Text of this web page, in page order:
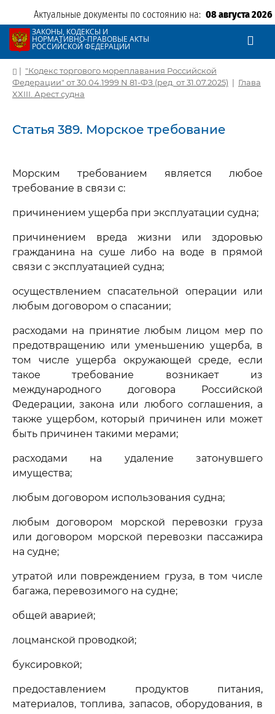
Актуальные документы по состоянию на: 08 августа 2026
ЗАКОНЫ, КОДЕКСЫ И
НОРМАТИВНО-ПРАВОВЫЕ АКТЫ
РОССИЙСКОЙ ФЕДЕРАЦИИ
| "Кодекс торгового мореплавания Российской
Федерации" от 30.04.1999 N 81-ФЗ (ред. от 31.07.2025) | Глава
XXIII. Арест судна
Статья 389. Морское требование
Морским требованием является любое
требование в связи с:
причинением ущерба при эксплуатации судна;
причинением вреда жизни или здоровью
гражданина на суше либо на воде в прямой
связи с эксплуатацией судна;
осуществлением спасательной операции или
любым договором о спасании;
расходами на принятие любым лицом мер по
предотвращению или уменьшению ущерба, в
том числе ущерба окружающей среде, если
такое требование возникает из
международного договора Российской
Федерации, закона или любого соглашения, а
также ущербом, который причинен или может
быть причинен такими мерами;
расходами на удаление затонувшего
имущества;
любым договором использования судна;
любым договором морской перевозки груза
или договором морской перевозки пассажира
на судне;
утратой или повреждением груза, в том числе
багажа, перевозимого на судне;
общей аварией;
лоцманской проводкой;
буксировкой;
предоставлением продуктов питания,
материалов, топлива, запасов, оборудования, в